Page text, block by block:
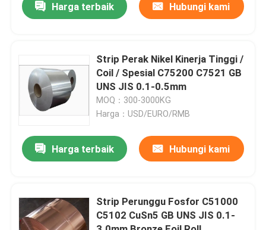
Harga terbaik Hubungi kami
Strip Perak Nikel Kinerja Tinggi /
Coil / Spesial C75200 C7521 GB
UNS JIS 0.1-0.5mm
MOQ：300-3000KG
Harga：USD/EURO/RMB
Harga terbaik Hubungi kami
Strip Perunggu Fosfor C51000
C5102 CuSn5 GB UNS JIS 0.1-